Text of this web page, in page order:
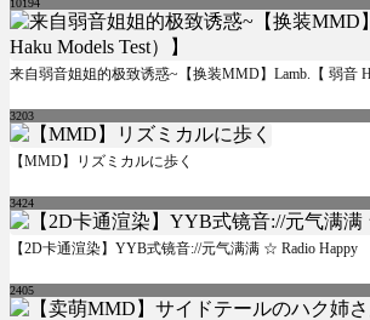
10194
来自弱音姐姐的极致诱惑~【换装MMD】Lamb.【 弱音
3203
【MMD】リズミカルに歩く
3424
【2D卡通渲染】YYB式镜音://元气满满 ☆ Radio Happy
2405